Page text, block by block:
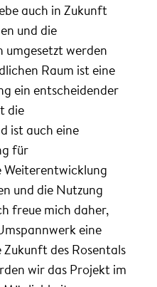
auch in Zukunft
und die
umgesetzt werden
Raum ist eine
ein entscheidender
die
ist auch eine
für
Weiterentwicklung
und die Nutzung
freue mich daher,
eine
des Rosentals
wir das Projekt im